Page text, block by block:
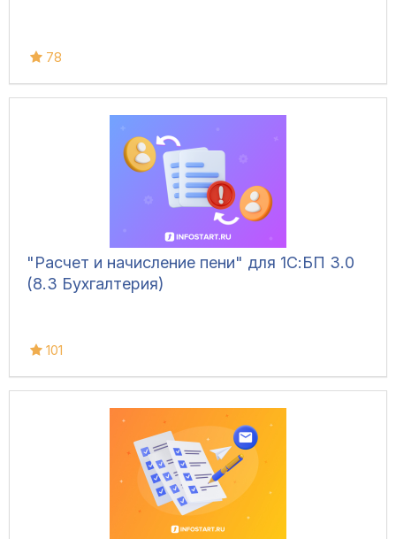
78
"Расчет и начисление пени" для 1С:БП 3.0
(8.3 Бухгалтерия)
101